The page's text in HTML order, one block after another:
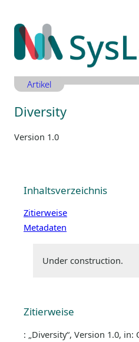
Inhalt
springen
Artikel
Diversity
Version 1.0
Inhaltsverzeichnis
Zitierweise
Metadaten
Under construction.
Zitierweise
: „Diversity“, Version 1.0,